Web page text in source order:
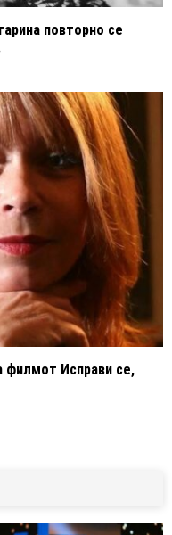
повторно се
Исправи се,